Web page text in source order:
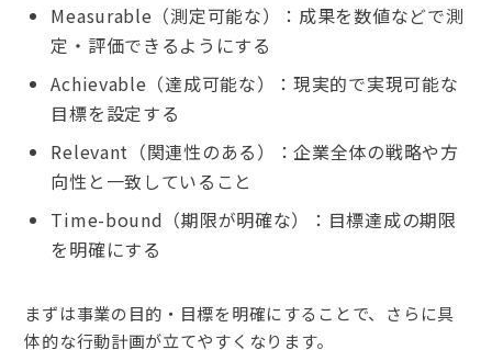
Measurable（測定可能な）：成果を数値などで測
定・評価できるようにする
Achievable（達成可能な）：現実的で実現可能な
目標を設定する
Relevant（関連性のある）：企業全体の戦略や方
向性と一致していること
Time-bound（期限が明確な）：目標達成の期限
を明確にする
まずは事業の目的・目標を明確にすることで、さらに具
体的な行動計画が立てやすくなります。